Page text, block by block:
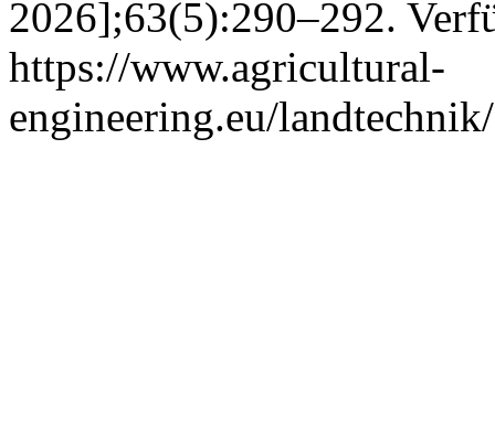
2026];63(5):290–292.
https://www.agricultural-
engineering.eu/